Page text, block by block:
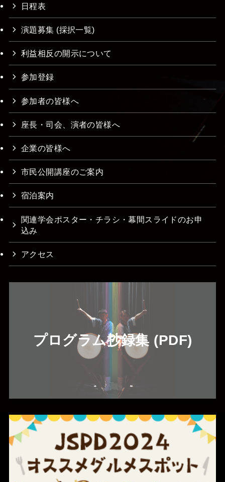
日程表
演題募集 (採択一覧)
利益相反の開示について
参加登録
参加者の皆様へ
座長・司会、演者の皆様へ
企業の皆様へ
市民公開講座のご案内
宿泊案内
関連学会ポスター・チラシ・幕間スライドのお申
込み
アクセス
プログラム抄録集 (PDF)